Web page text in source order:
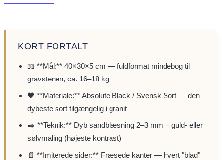
KORT FORTALT
📖 **Mål:** 40×30×5 cm — fuldformat mindebog til
gravstenen, ca. 16–18 kg
🖤 **Materiale:** Absolute Black / Svensk Sort — den
dybeste sort tilgængelig i granit
✒️ **Teknik:** Dyb sandblæsning 2–3 mm + guld- eller
sølvmaling (højeste kontrast)
📄 **Imiterede sider:** Fræsede kanter — hvert "blad"